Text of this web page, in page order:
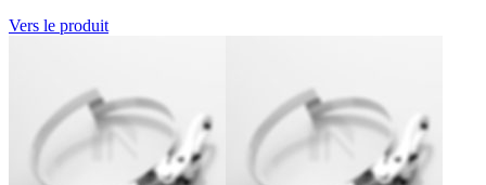
Vers le produit